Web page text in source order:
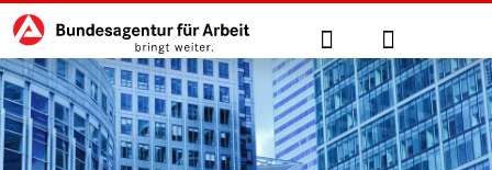
zu den Hauptinhalten springen
Hauptnavigation Suche Anmelden